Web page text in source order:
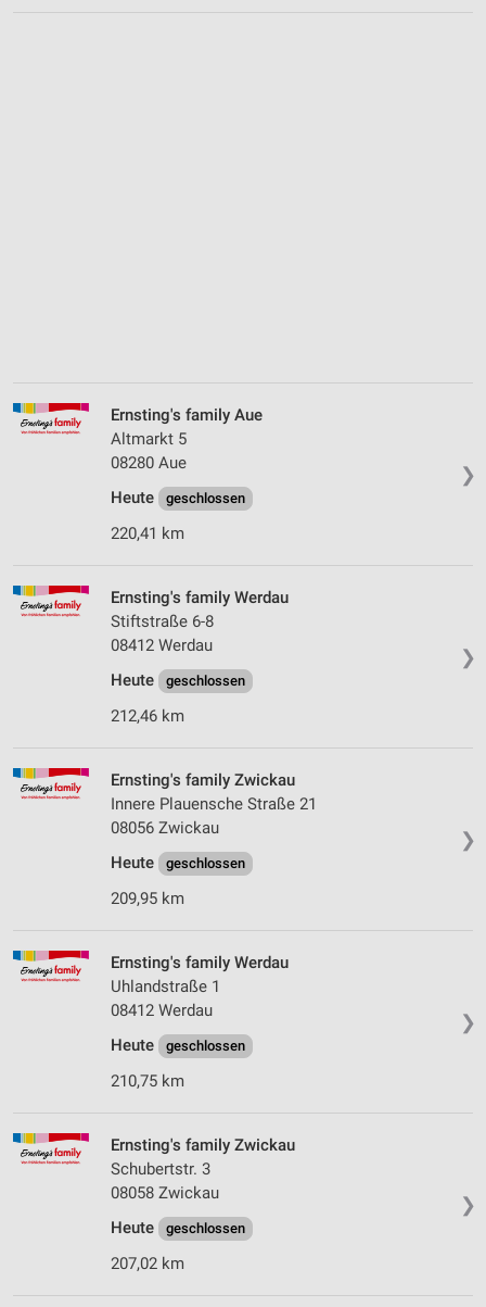
❯
Ernsting's family Aue
Altmarkt 5
08280 Aue
Heute
geschlossen
220,41 km
❯
Ernsting's family Werdau
Stiftstraße 6-8
08412 Werdau
Heute
geschlossen
212,46 km
❯
Ernsting's family Zwickau
Innere Plauensche Straße 21
08056 Zwickau
Heute
geschlossen
209,95 km
❯
Ernsting's family Werdau
Uhlandstraße 1
08412 Werdau
Heute
geschlossen
210,75 km
❯
Ernsting's family Zwickau
Schubertstr. 3
08058 Zwickau
Heute
geschlossen
207,02 km